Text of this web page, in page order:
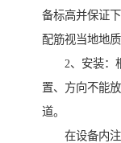
备标高并保证
配筋视当地地
2、安装：根
置、方向不能
道。
在设备内注